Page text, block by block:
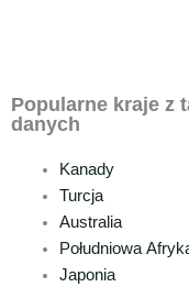
Popularne kraje z
danych
Kanady
Turcja
Australia
Południowa
Japonia